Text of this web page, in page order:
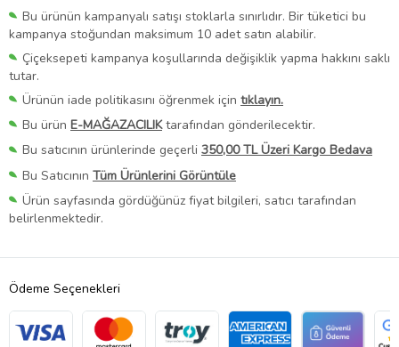
Bu ürünün kampanyalı satışı stoklarla sınırlıdır. Bir tüketici bu
kampanya stoğundan maksimum 10 adet satın alabilir.
Çiçeksepeti kampanya koşullarında değişiklik yapma hakkını saklı
tutar.
Ürünün iade politikasını öğrenmek için tıklayın.
Bu ürün E-MAĞAZACILIKtarafından gönderilecektir.
Bu satıcının ürünlerinde geçerli 350,00 TL Üzeri Kargo Bedava
Bu Satıcının Tüm Ürünlerini Görüntüle
Ürün sayfasında gördüğünüz fiyat bilgileri, satıcı tarafından
belirlenmektedir.
Ödeme Seçenekleri